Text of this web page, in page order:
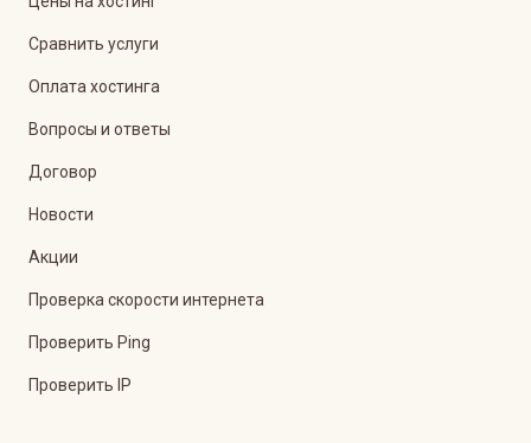
Сравнить услуги
Оплата хостинга
Вопросы и ответы
Договор
Новости
Акции
Проверка скорости интернета
Проверить Ping
Проверить IP